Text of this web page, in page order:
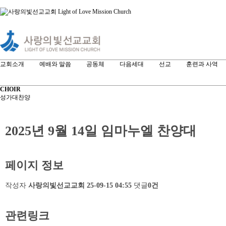
교회소개 예배와 말씀 공동체 다음세대 선교 훈련과 사역
CHOIR
성가대찬양
2025년 9월 14일 임마누엘 찬양대
페이지 정보
작성자 사랑의빛선교교회 25-09-15 04:55 댓글0건
관련링크